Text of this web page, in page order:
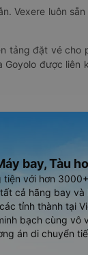
Vexere luôn
tảng đặt vé cho
Goyolo được liên
bay, Tàu
với hơn
cả hãng bay và
tỉnh thành tại
bạch cùng vô
án di chuyển